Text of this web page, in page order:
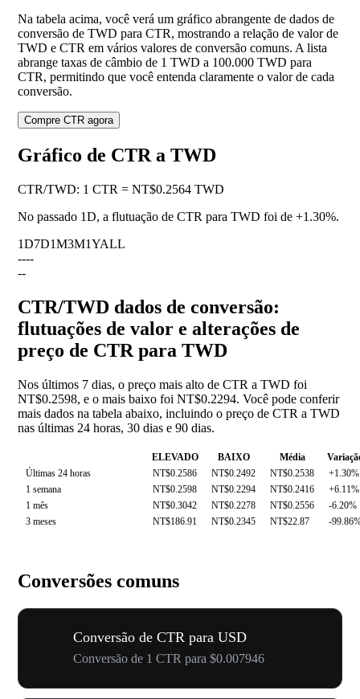
Na tabela acima, você verá um gráfico abrangente de dados de
conversão de TWD para CTR, mostrando a relação de valor de
TWD e CTR em vários valores de conversão comuns. A lista
abrange taxas de câmbio de 1 TWD a 100.000 TWD para
CTR, permitindo que você entenda claramente o valor de cada
conversão.
Compre CTR agora
Gráfico de CTR a TWD
CTR/TWD: 1 CTR = NT$0.2564 TWD
No passado 1D, a flutuação de CTR para TWD foi de +1.30%.
1D7D1M3M1YALL
----
--
CTR/TWD dados de conversão:
flutuações de valor e alterações de
preço de CTR para TWD
Nos últimos 7 dias, o preço mais alto de CTR a TWD foi
NT$0.2598, e o mais baixo foi NT$0.2294. Você pode conferir
mais dados na tabela abaixo, incluindo o preço de CTR a TWD
nas últimas 24 horas, 30 dias e 90 dias.
ELEVADO BAIXO Média
Últimas 24 horas
NT$0.2586 NT$0.2492 NT$0.2538
+1.30%
1 semana
NT$0.2598 NT$0.2294 NT$0.2416
+6.11%
1 mês
NT$0.3042 NT$0.2278 NT$0.2556
-6.20%
3 meses
NT$186.91 NT$0.2345 NT$22.87 -
Conversões comuns
Conversão de CTR para USD
Conversão de 1 CTR para $0.007946